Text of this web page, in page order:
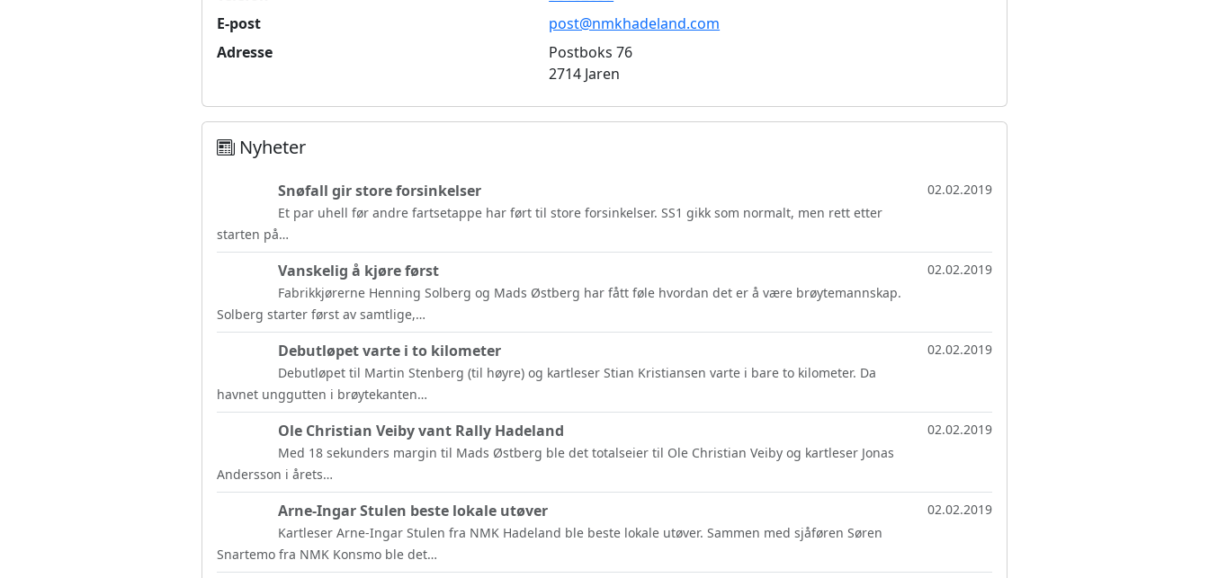
E-post
post@nmkhadeland.com
Adresse
Postboks 76
2714 Jaren
Nyheter
Snøfall gir store forsinkelser
Et par uhell før andre fartsetappe har ført til store forsinkelser. SS1 gikk som normalt, men rett etter
starten på…
02.02.2019
Vanskelig å kjøre først
Fabrikkjørerne Henning Solberg og Mads Østberg har fått føle hvordan det er å være brøytemannskap.
Solberg starter først av samtlige,…
02.02.2019
Debutløpet varte i to kilometer
Debutløpet til Martin Stenberg (til høyre) og kartleser Stian Kristiansen varte i bare to kilometer. Da
havnet unggutten i brøytekanten…
02.02.2019
Ole Christian Veiby vant Rally Hadeland
Med 18 sekunders margin til Mads Østberg ble det totalseier til Ole Christian Veiby og kartleser Jonas
Andersson i årets…
02.02.2019
Arne-Ingar Stulen beste lokale utøver
Kartleser Arne-Ingar Stulen fra NMK Hadeland ble beste lokale utøver. Sammen med sjåføren Søren
Snartemo fra NMK Konsmo ble det…
02.02.2019